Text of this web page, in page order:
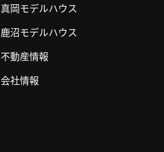
真岡モデルハウス
鹿沼モデルハウス
不動産情報
会社情報